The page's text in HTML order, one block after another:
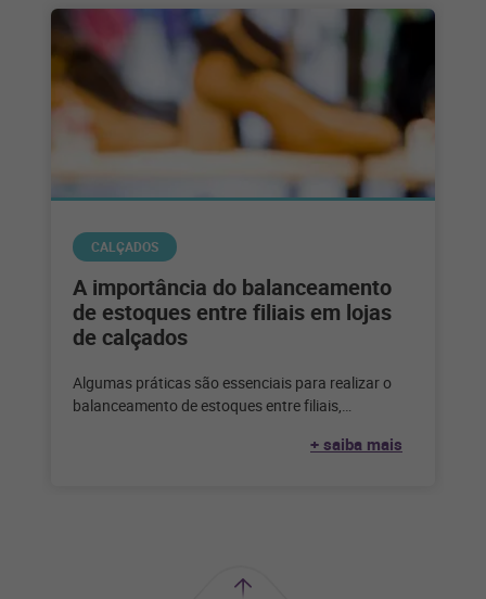
CALÇADOS
A importância do balanceamento
de estoques entre filiais em lojas
de calçados
Algumas práticas são essenciais para realizar o
balanceamento de estoques entre filiais,
+ saiba mais